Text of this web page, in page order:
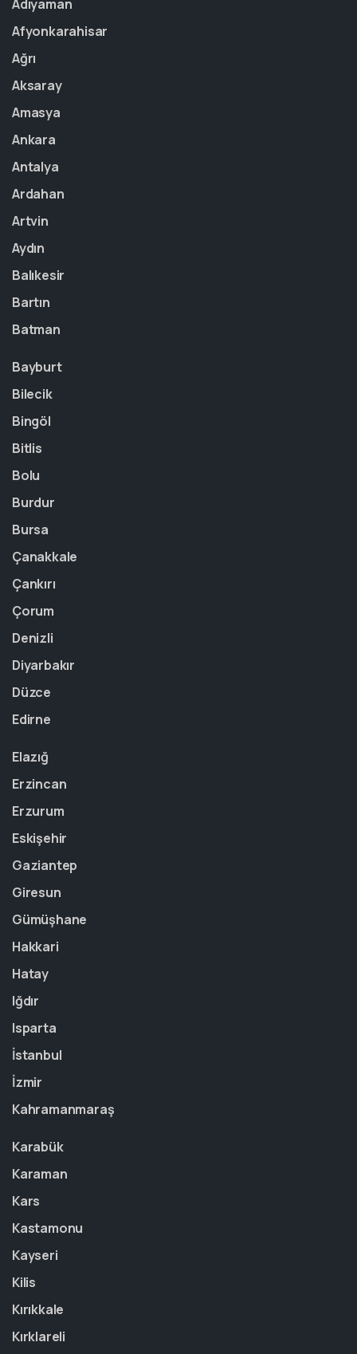
Adıyaman
Afyonkarahisar
Ağrı
Aksaray
Amasya
Ankara
Antalya
Ardahan
Artvin
Aydın
Balıkesir
Bartın
Batman
Bayburt
Bilecik
Bingöl
Bitlis
Bolu
Burdur
Bursa
Çanakkale
Çankırı
Çorum
Denizli
Diyarbakır
Düzce
Edirne
Elazığ
Erzincan
Erzurum
Eskişehir
Gaziantep
Giresun
Gümüşhane
Hakkari
Hatay
Iğdır
Isparta
İstanbul
İzmir
Kahramanmaraş
Karabük
Karaman
Kars
Kastamonu
Kayseri
Kilis
Kırıkkale
Kırklareli